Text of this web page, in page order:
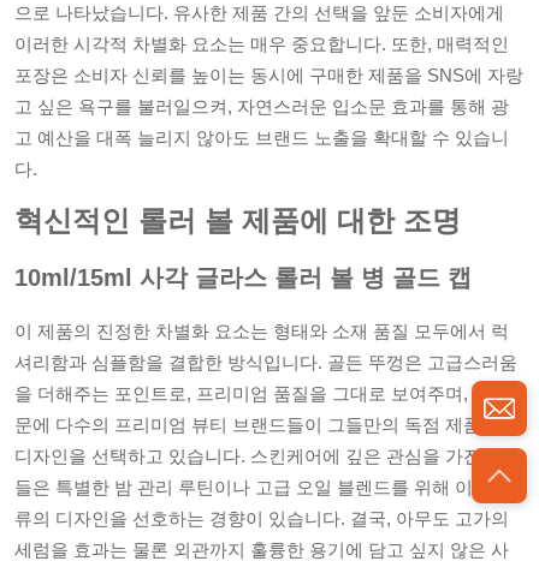
으로 나타났습니다. 유사한 제품 간의 선택을 앞둔 소비자에게
이러한 시각적 차별화 요소는 매우 중요합니다. 또한, 매력적인
포장은 소비자 신뢰를 높이는 동시에 구매한 제품을 SNS에 자랑
고 싶은 욕구를 불러일으켜, 자연스러운 입소문 효과를 통해 광
고 예산을 대폭 늘리지 않아도 브랜드 노출을 확대할 수 있습니
다.
혁신적인 롤러 볼 제품에 대한 조명
10ml/15ml 사각 글라스 롤러 볼 병 골드 캡
이 제품의 진정한 차별화 요소는 형태와 소재 품질 모두에서 럭
셔리함과 심플함을 결합한 방식입니다. 골든 뚜껑은 고급스러움
을 더해주는 포인트로, 프리미엄 품질을 그대로 보여주며, 이 때
문에 다수의 프리미엄 뷰티 브랜드들이 그들만의 독점 제품에 이
디자인을 선택하고 있습니다. 스킨케어에 깊은 관심을 가진 사람
들은 특별한 밤 관리 루틴이나 고급 오일 블렌드를 위해 이런 종
류의 디자인을 선호하는 경향이 있습니다. 결국, 아무도 고가의
세럼을 효과는 물론 외관까지 훌륭한 용기에 담고 싶지 않은 사